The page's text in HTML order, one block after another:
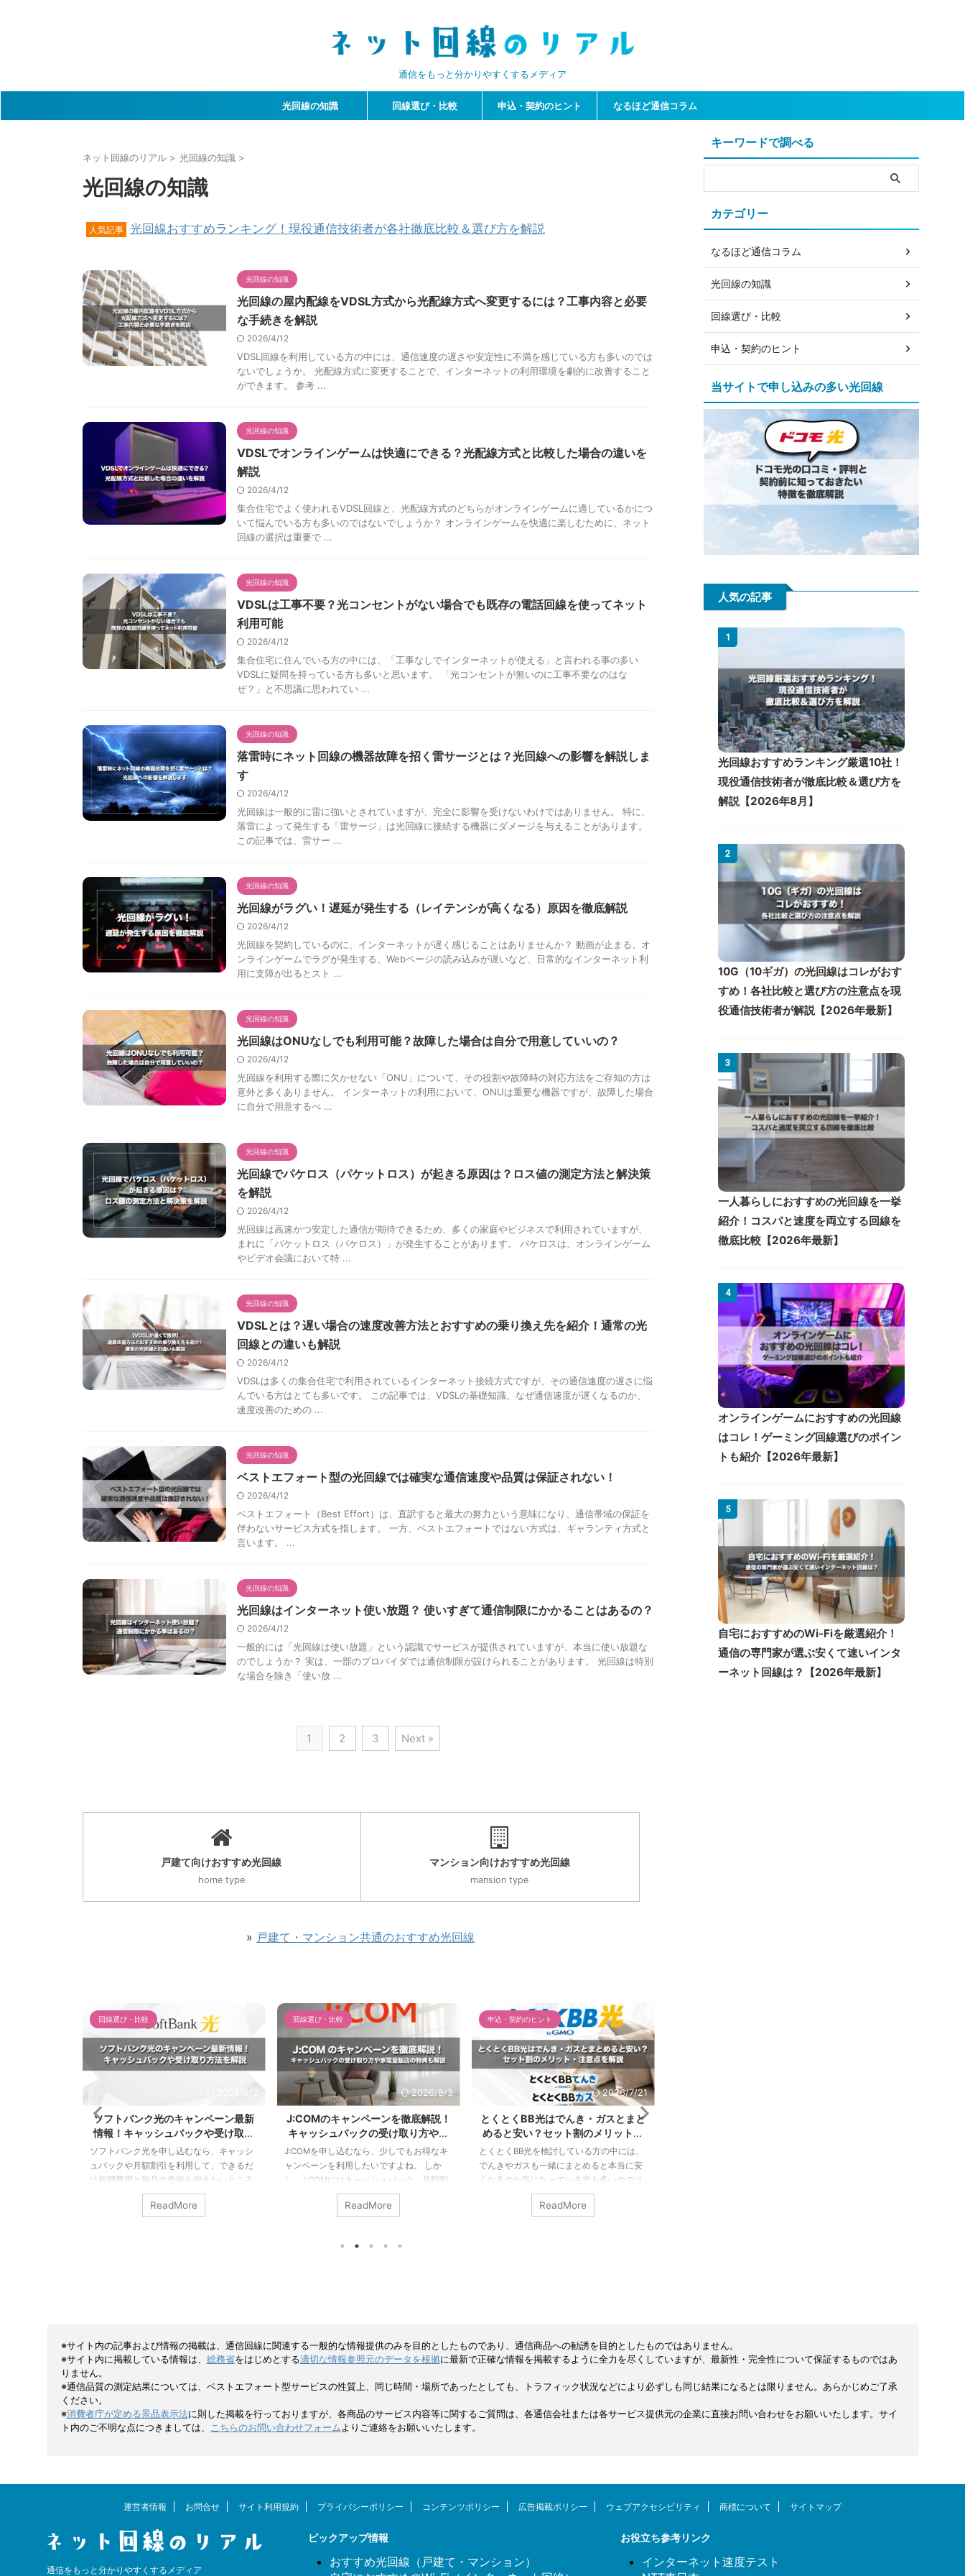
通信をもっと分かりやすくするメディア
光回線の知識 回線選び・比較 申込・契約のヒント なるほど通信コラム
ネット回線のリアル> 光回線の知識 >
光回線の知識
人気記事 光回線おすすめランキング！現役通信技術者が各社徹底比較＆選び方を解説
光回線の知識
光回線の屋内配線をVDSL方式から光配線方式へ変更するには？工事内容と必要
な手続きを解説
2026/4/12
VDSL回線を利用している方の中には、通信速度の遅さや安定性に不満を感じている方も多いのでは
ないでしょうか。 光配線方式に変更することで、インターネットの利用環境を劇的に改善すること
ができます。 参考 ...
光回線の知識
VDSLでオンラインゲームは快適にできる？光配線方式と比較した場合の違いを
解説
2026/4/12
集合住宅でよく使われるVDSL回線と、光配線方式のどちらがオンラインゲームに適しているかにつ
いて悩んでいる方も多いのではないでしょうか？ オンラインゲームを快適に楽しむために、ネット
回線の選択は重要で ...
光回線の知識
VDSLは工事不要？光コンセントがない場合でも既存の電話回線を使ってネット
利用可能
2026/4/12
集合住宅に住んでいる方の中には、「工事なしでインターネットが使える」と言われる事の多い
VDSLに疑問を持っている方も多いと思います。 「光コンセントが無いのに工事不要なのはな
ぜ？」と不思議に思われてい ...
光回線の知識
落雷時にネット回線の機器故障を招く雷サージとは？光回線への影響を解説しま
す
2026/4/12
光回線は一般的に雷に強いとされていますが、完全に影響を受けないわけではありません。 特に、
落雷によって発生する「雷サージ」は光回線に接続する機器にダメージを与えることがあります。
この記事では、雷サー ...
光回線の知識
光回線がラグい！遅延が発生する（レイテンシが高くなる）原因を徹底解説
2026/4/12
光回線を契約しているのに、インターネットが遅く感じることはありませんか？ 動画が止まる、オ
ンラインゲームでラグが発生する、Webページの読み込みが遅いなど、日常的なインターネット利
用に支障が出るとスト ...
光回線の知識
光回線はONUなしでも利用可能？故障した場合は自分で用意していいの？
2026/4/12
光回線を利用する際に欠かせない「ONU」について、その役割や故障時の対応方法をご存知の方は
意外と多くありません。 インターネットの利用において、ONUは重要な機器ですが、故障した場合
に自分で用意するべ ...
光回線の知識
光回線でパケロス（パケットロス）が起きる原因は？ロス値の測定方法と解決策
を解説
2026/4/12
光回線は高速かつ安定した通信が期待できるため、多くの家庭やビジネスで利用されていますが、
まれに「パケットロス（パケロス）」が発生することがあります。 パケロスは、オンラインゲーム
やビデオ会議において特 ...
光回線の知識
VDSLとは？遅い場合の速度改善方法とおすすめの乗り換え先を紹介！通常の光
回線との違いも解説
2026/4/12
VDSLは多くの集合住宅で利用されているインターネット接続方式ですが、その通信速度の遅さに悩
んでいる方はとても多いです。 この記事では、VDSLの基礎知識、なぜ通信速度が遅くなるのか、
速度改善のための ...
光回線の知識
ベストエフォート型の光回線では確実な通信速度や品質は保証されない！
2026/4/12
ベストエフォート（Best Effort）は、直訳すると最大の努力という意味になり、通信帯域の保証を
伴わないサービス方式を指します。 一方、ベストエフォートではない方式は、ギャランティ方式と
言います。 ...
光回線の知識
光回線はインターネット使い放題？ 使いすぎて通信制限にかかることはあるの？
2026/4/12
一般的には「光回線は使い放題」という認識でサービスが提供されていますが、本当に使い放題な
のでしょうか？ 実は、一部のプロバイダでは通信制限が設けられることがあります。 光回線は特別
な場合を除き「使い放 ...
1 2 3 Next »
戸建て向けおすすめ光回線
home type
マンション向けおすすめ光回線
mansion type
» 戸建て・マンション共通のおすすめ光回線
回線選び・比較
2026/8/2
ソフトバンク光のキャンペーン最新
情報！キャッシュバックや受け取り
方法を解説【2026年最新】
ソフトバンク光を申し込むなら、キャッシ
ュバックや月額割引を利用して、できるだ
け初期費用と毎月の負担を抑えたいところ
です。 しかし、ソフトバンク光には公式サ
イト限定キャッシュバック、乗り換え費用
ReadMore
回線選び・比較
2026/8/3
J:COMのキャンペーンを徹底解説！
キャッシュバックの受け取り方や家
電量販店の特典も解説【2026年最
新】
J:COMを申し込むなら、少しでもお得なキ
ャンペーンを利用したいですよね。 しか
し、J:COMにはキャッシュバック、月額割
引、工事費割引、スマホとのセット割など
複数の特典があり、どれが適用されるのか
の家電量販店で申し込むべきか、J:COMの
ReadMore
申込・契約のヒント
2026/7/21
とくとくBB光はでんき・ガスとまと
めると安い？セット割のメリット・
注意点を解説
とくとくBB光を検討している方の中には、
でんきやガスも一緒にまとめると本当に安
くなるのか気になっている方も多いのでは
ないでしょうか。 結論から言うと、とくと
くBB光と、とくとくBBでんき・とくとくBB
ReadMore
キーワードで調べる
カテゴリー
なるほど通信コラム
光回線の知識
回線選び・比較
申込・契約のヒント
当サイトで申し込みの多い光回線
人気の記事
1
光回線おすすめランキング厳選10社！
現役通信技術者が徹底比較＆選び方を
解説【2026年8月】
2
10G（10ギガ）の光回線はコレがおす
すめ！各社比較と選び方の注意点を現
役通信技術者が解説【2026年最新】
3
一人暮らしにおすすめの光回線を一挙
紹介！コスパと速度を両立する回線を
徹底比較【2026年最新】
4
オンラインゲームにおすすめの光回線
はコレ！ゲーミング回線選びのポイン
トも紹介【2026年最新】
5
自宅におすすめのWi-Fiを厳選紹介！
通信の専門家が選ぶ安くて速いインタ
ーネット回線は？【2026年最新】
※サイト内の記事および情報の掲載は、通信回線に関連する一般的な情報提供のみを目的としたものであり、通信商品への勧誘を目的としたものではありません。
※サイト内に掲載している情報は、 総務省をはじめとする適切な情報参照元のデータを根拠に最新で正確な情報を掲載するように全力を尽くしていますが、最新性・完全性について保証するものではあ
りません。
※通信品質の測定結果については、ベストエフォート型サービスの性質上、同じ時間・場所であったとしても、トラフィック状況などにより必ずしも同じ結果になるとは限りません。あらかじめご了承
ください。
※消費者庁が定める景品表示法に則した掲載を行っておりますが、各商品のサービス内容等に関するご質問は、各通信会社または各サービス提供元の企業に直接お問い合わせをお願いいたします。サイ
ト内のご不明な点につきましては、
こちらのお問い合わせフォーム よりご連絡をお願いいたします。
運営者情報 お問合せ サイト利用規約 プライバシーポリシー コンテンツポリシー 広告掲載ポリシー ウェブアクセシビリティ 商標について サイトマップ
ピックアップ情報
おすすめ光回線（戸建て・マンション）
お役立ち参考リンク
インターネット速度テスト
通信をもっと分かりやすくするメディア